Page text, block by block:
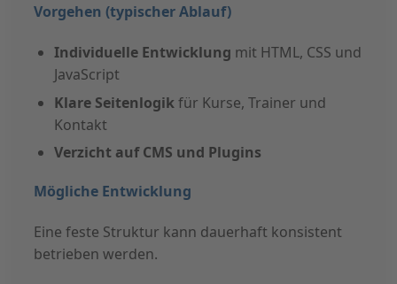
Vorgehen (typischer Ablauf)
Individuelle Entwicklung mit HTML, CSS und
JavaScript
Klare Seitenlogikfür Kurse, Trainer und
Kontakt
Verzicht auf CMS und Plugins
Mögliche Entwicklung
Eine feste Struktur kann dauerhaft konsistent
betrieben werden.